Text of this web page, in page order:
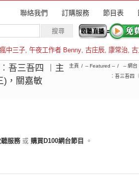
聯絡我們 訂購服務 節目表
瘋中三子, 午夜工作者 Benny, 古庄辰, 康常治, 古
吾三吾四 ︱主
)，關嘉敏
主頁 -- Featured -- -- 網台
︰吾三吾四
聽服務 或 購買D100網台節目 。